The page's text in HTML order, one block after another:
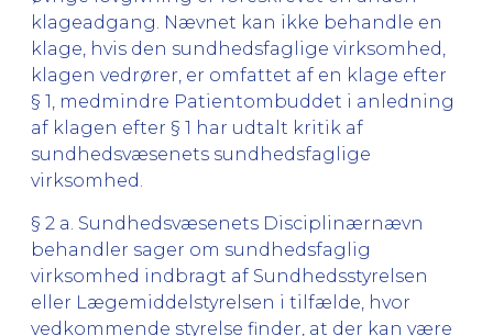
klageadgang. Nævnet kan ikke behandle en
klage, hvis den sundhedsfaglige virksomhed,
klagen vedrører, er omfattet af en klage efter
§ 1, medmindre Patientombuddet i anledning
af klagen efter § 1 har udtalt kritik af
sundhedsvæsenets sundhedsfaglige
virksomhed.
§ 2 a. Sundhedsvæsenets Disciplinærnævn
behandler sager om sundhedsfaglig
virksomhed indbragt af Sundhedsstyrelsen
eller Lægemiddelstyrelsen i tilfælde, hvor
vedkommende styrelse finder, at der kan være